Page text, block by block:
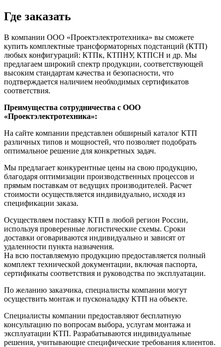
Где заказать
В компании ООО «Проектэлектротехника» вы сможете
купить комплектные трансформаторных подстанций (КТП)
любых конфигураций: КТПк, КТПНУ, КТПСН и др. Мы
предлагаем широкий спектр продукции, соответствующей
высоким стандартам качества и безопасности, что
подтверждается наличием необходимых сертификатов
соответствия.
Преимущества сотрудничества с ООО
«Проектэлектротехника»:
На сайте компании представлен обширный каталог КТП
различных типов и мощностей, что позволяет подобрать
оптимальное решение для конкретных задач.
Мы предлагает конкурентные цены на свою продукцию,
благодаря оптимизации производственных процессов и
прямым поставкам от ведущих производителей. Расчет
стоимости осуществляется индивидуально, исходя из
спецификации заказа.
Осуществляем поставку КТП в любой регион России,
используя проверенные логистические схемы. Сроки
доставки оговариваются индивидуально и зависят от
удаленности пункта назначения.
На всю поставляемую продукцию предоставляется полный
комплект технической документации, включая паспорта,
сертификаты соответствия и руководства по эксплуатации.
По желанию заказчика, специалисты компании могут
осуществить монтаж и пусконаладку КТП на объекте.
Специалисты компании предоставляют бесплатную
консультацию по вопросам выбора, услугам монтажа и
эксплуатации КТП. Разрабатываются индивидуальные
решения, учитывающие специфические требования клиентов.